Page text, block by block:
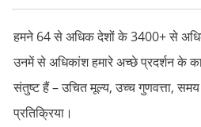
हमने 64 से अधिक देशों के 3400+ से
उनमें से अधिकांश हमारे अच्छे प्रदर्शन के
संतुष्ट हैं – उचित मूल्य, उच्च गुणवत्ता, समय
प्रतिक्रिया।